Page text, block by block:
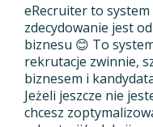
eRecruiter to
zdecydowanie jest
biznesu 😊 To
rekrutacje zwinnie,
biznesem i
Jeżeli jeszcze nie
chcesz